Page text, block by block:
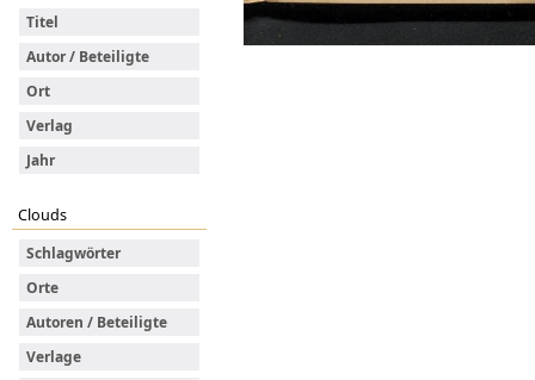
Titel
Autor / Beteiligte
Ort
Verlag
Jahr
Clouds
Schlagwörter
Orte
Autoren / Beteiligte
Verlage